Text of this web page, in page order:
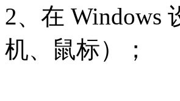
2、在 Windows
机、鼠标）；